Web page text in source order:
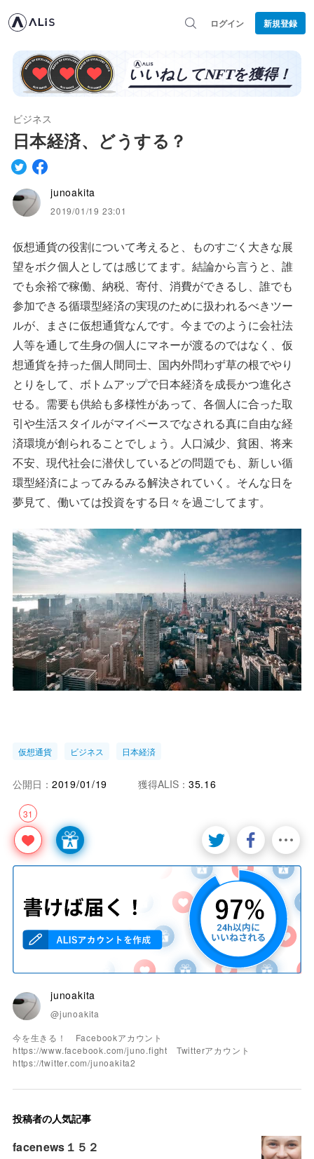
ログイン 新規登録
ビジネス
日本経済、どうする？
junoakita
2019/01/19 23:01
仮想通貨の役割について考えると、ものすごく大きな展
望をボク個人としては感じてます。結論から言うと、誰
でも余裕で稼働、納税、寄付、消費ができるし、誰でも
参加できる循環型経済の実現のために扱われるべきツー
ルが、まさに仮想通貨なんです。今までのように会社法
人等を通して生身の個人にマネーが渡るのではなく、仮
想通貨を持った個人間同士、国内外問わず草の根でやり
とりをして、ボトムアップで日本経済を成長かつ進化さ
せる。需要も供給も多様性があって、各個人に合った取
引や生活スタイルがマイペースでなされる真に自由な経
済環境が創られることでしょう。人口減少、貧困、将来
不安、現代社会に潜伏しているどの問題でも、新しい循
環型経済によってみるみる解決されていく。そんな日を
夢見て、働いては投資をする日々を過ごしてます。
仮想通貨 ビジネス 日本経済
31
公開日： 2019/01/19 獲得ALIS： 35.16
junoakita
@junoakita
今を生きる！ Facebookアカウント
https://www.facebook.com/juno.fight Twitterアカウント
https://twitter.com/junoakita2
投稿者の人気記事
facenews１５２